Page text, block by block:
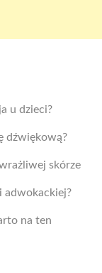
u dzieci?
dźwiękową?
skórze
adwokackiej?
na ten